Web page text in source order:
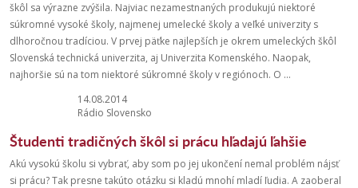
škôl sa výrazne zvýšila. Najviac nezamestnaných produkujú niektoré
súkromné vysoké školy, najmenej umelecké školy a veľké univerzity s
dlhoročnou tradíciou. V prvej päťke najlepších je okrem umeleckých škôl
Slovenská technická univerzita, aj Univerzita Komenského. Naopak,
najhoršie sú na tom niektoré súkromné školy v regiónoch. O ...
14.08.2014
Rádio Slovensko
Študenti tradičných škôl si prácu hľadajú ľahšie
Akú vysokú školu si vybrať, aby som po jej ukončení nemal problém nájsť
si prácu? Tak presne takúto otázku si kladú mnohí mladí ľudia. A zaoberal